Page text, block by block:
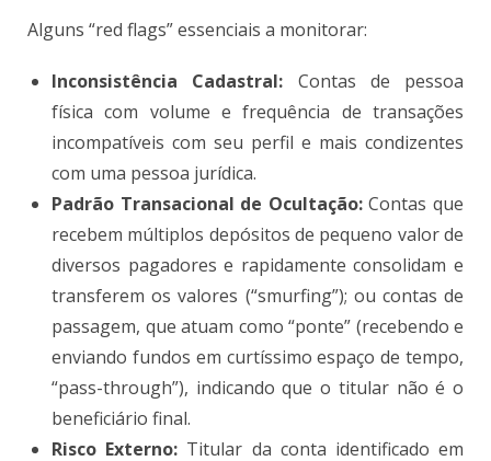
Alguns “red flags” essenciais a monitorar:
Inconsistência Cadastral: Contas de pessoa
física com volume e frequência de transações
incompatíveis com seu perfil e mais condizentes
com uma pessoa jurídica.
Padrão Transacional de Ocultação:Contas que
recebem múltiplos depósitos de pequeno valor de
diversos pagadores e rapidamente consolidam e
transferem os valores (“smurfing”); ou contas de
passagem, que atuam como “ponte” (recebendo e
enviando fundos em curtíssimo espaço de tempo,
“pass-through”), indicando que o titular não é o
beneficiário final.
Risco Externo: Titular da conta identificado em